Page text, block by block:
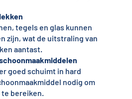
tegels en glas kunnen
zijn, wat de uitstraling van
aantast.
goed schuimt in hard
nodig om
bereiken.